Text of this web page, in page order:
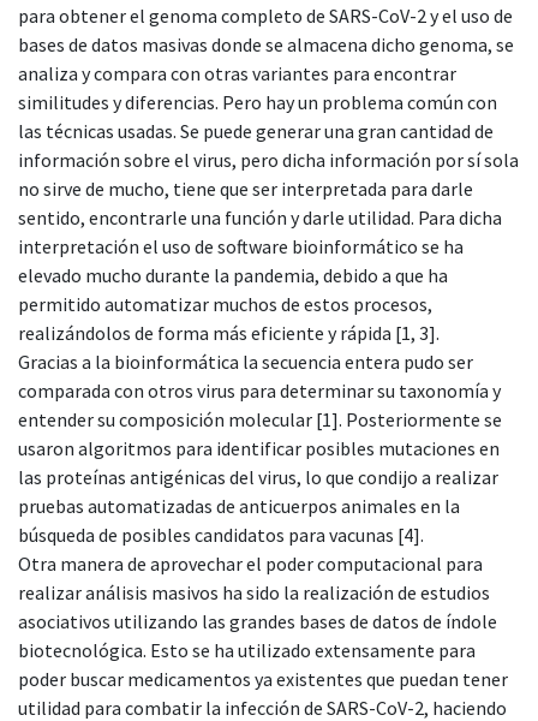
para obtener el genoma completo de SARS-CoV-2 y el uso de
bases de datos masivas donde se almacena dicho genoma, se
analiza y compara con otras variantes para encontrar
similitudes y diferencias. Pero hay un problema común con
las técnicas usadas. Se puede generar una gran cantidad de
información sobre el virus, pero dicha información por sí sola
no sirve de mucho, tiene que ser interpretada para darle
sentido, encontrarle una función y darle utilidad. Para dicha
interpretación el uso de software bioinformático se ha
elevado mucho durante la pandemia, debido a que ha
permitido automatizar muchos de estos procesos,
realizándolos de forma más eficiente y rápida [1, 3].
Gracias a la bioinformática la secuencia entera pudo ser
comparada con otros virus para determinar su taxonomía y
entender su composición molecular [1]. Posteriormente se
usaron algoritmos para identificar posibles mutaciones en
las proteínas antigénicas del virus, lo que condijo a realizar
pruebas automatizadas de anticuerpos animales en la
búsqueda de posibles candidatos para vacunas [4].
Otra manera de aprovechar el poder computacional para
realizar análisis masivos ha sido la realización de estudios
asociativos utilizando las grandes bases de datos de índole
biotecnológica. Esto se ha utilizado extensamente para
poder buscar medicamentos ya existentes que puedan tener
utilidad para combatir la infección de SARS-CoV-2, haciendo